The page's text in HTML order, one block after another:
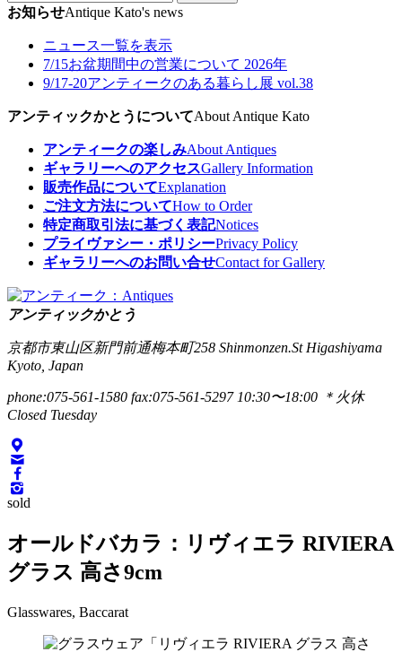
お知らせAntique Kato's news
ニュース一覧を表示
7/15お盆期間中の営業について 2026年
9/17-20アンティークのある暮らし展 vol.38
アンティックかとうについてAbout Antique Kato
アンティークの楽しみAbout Antiques
ギャラリーへのアクセスGallery Information
販売作品についてExplanation
ご注文方法についてHow to Order
特定商取引法に基づく表記Notices
プライヴァシー・ポリシーPrivacy Policy
ギャラリーへのお問い合せContact for Gallery
アンティックかとう
京都市東山区新門前通梅本町258 Shinmonzen.St Higashiyama
Kyoto, Japan
phone:075-561-1580 fax:075-561-5297 10:30〜18:00 ＊火休
Closed Tuesday
sold
オールドバカラ：リヴィエラ RIVIERA
グラス 高さ9cm
Glasswares, Baccarat